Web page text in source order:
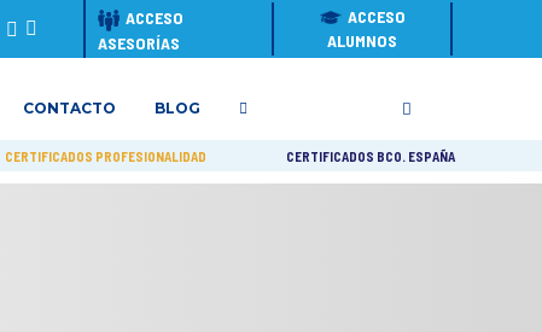
ACCESO
ASESORÍAS
ACCESO
ALUMNOS
CONTACTO BLOG
CERTIFICADOS PROFESIONALIDAD CERTIFICADOS BCO. ESPAÑA